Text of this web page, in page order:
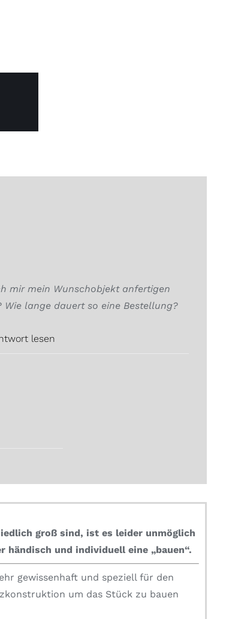
mir mein Wunschobjekt anfertigen
Wie lange dauert so eine Bestellung?
lesen
groß sind, ist es leider unmöglich
händisch und individuell eine „bauen“.
gewissenhaft und speziell für den
um das Stück zu bauen